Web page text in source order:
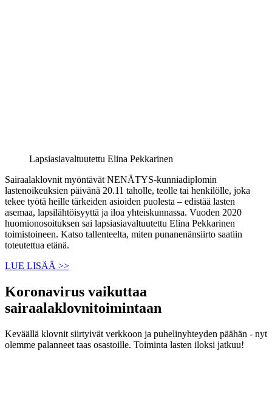
Lapsiasiavaltuutettu Elina Pekkarinen
Sairaalaklovnit myöntävät NENÄTYS-kunniadiplomin
lastenoikeuksien päivänä 20.11 taholle, teolle tai henkilölle, joka
tekee työtä heille tärkeiden asioiden puolesta – edistää lasten
asemaa, lapsilähtöisyyttä ja iloa yhteiskunnassa. Vuoden 2020
huomionosoituksen sai lapsiasiavaltuutettu Elina Pekkarinen
toimistoineen. Katso tallenteelta, miten punanenänsiirto saatiin
toteutettua etänä.
LUE LISÄÄ >>
Koronavirus vaikuttaa
sairaalaklovnitoimintaan
Keväällä klovnit siirtyivät verkkoon ja puhelinyhteyden päähän - nyt
olemme palanneet taas osastoille. Toiminta lasten iloksi jatkuu!